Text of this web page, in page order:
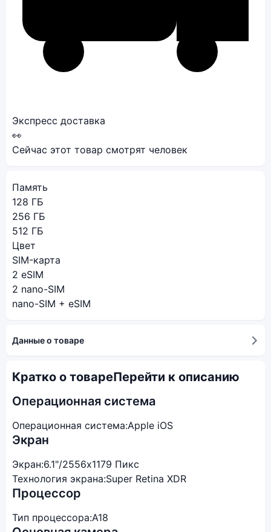
Экспресс доставка
👀
Сейчас этот товар смотрят человек
Память
128 ГБ
256 ГБ
512 ГБ
Цвет
SIM-карта
2 eSIM
2 nano-SIM
nano-SIM + eSIM
Данные о товаре
Кратко о товареПерейти к описанию
Операционная система
Операционная система:Apple iOS
Экран
Экран:6.1"/2556x1179 Пикс
Технология экрана:Super Retina XDR
Процессор
Тип процессора:A18